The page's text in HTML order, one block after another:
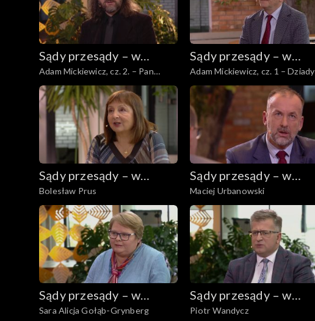
Sądy przesądy – w
powiększeniu
Adam Mickiewicz, cz. 2. – Pan
Tadeusz
Sądy przesądy – w
powiększeniu
Adam Mickiewicz, cz. 1 – Dziady
Sądy przesądy – w
powiększeniu
Bolesław Prus
Sądy przesądy – w
powiększeniu
Maciej Urbanowski
Sądy przesądy – w
powiększeniu
Sara Alicja Gołąb-Grynberg
Sądy przesądy – w
powiększeniu
Piotr Wandycz